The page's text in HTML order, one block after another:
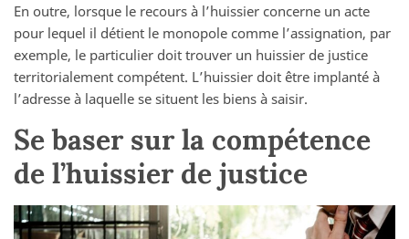
En outre, lorsque le recours à l’huissier concerne un acte
pour lequel il détient le monopole comme l’assignation, par
exemple, le particulier doit trouver un huissier de justice
territorialement compétent. L’huissier doit être implanté à
l’adresse à laquelle se situent les biens à saisir.
Se baser sur la compétence
de l’huissier de justice